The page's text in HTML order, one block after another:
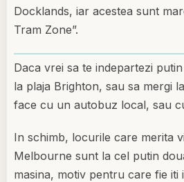
Docklands, iar acestea sunt
Tram Zone”.
Daca vrei sa te indepartezi
la plaja Brighton, sau sa mergi
face cu un autobuz local, sau
In schimb, locurile care merita
Melbourne sunt la cel putin
masina, motiv pentru care fie iti